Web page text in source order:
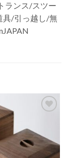
ランス/スツー
具/引っ越し/無
追加